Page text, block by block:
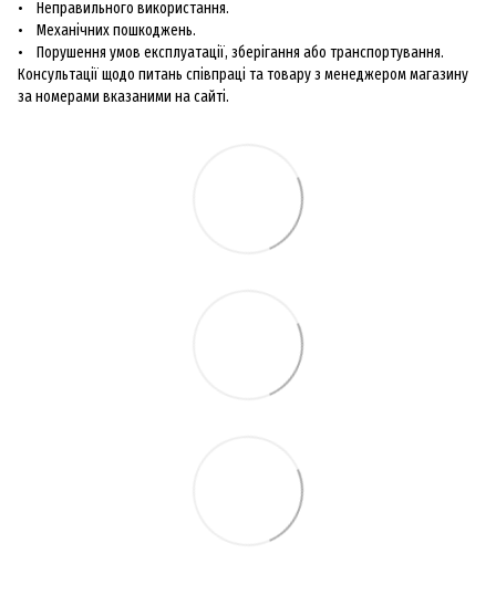
• Неправильного використання.
• Механічних пошкоджень.
• Порушення умов експлуатації, зберігання або транспортування.
Консультації щодо питань співпраці та товару з менеджером магазину
за номерами вказаними на сайті.